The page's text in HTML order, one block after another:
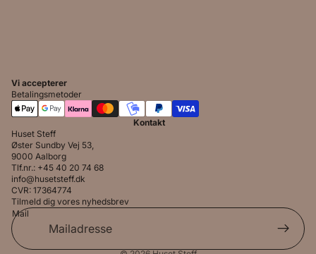
Vi accepterer
Betalingsmetoder
Kontakt
Huset Steff
Øster Sundby Vej 53,
9000 Aalborg
Tlf.nr.: +45 40 20 74 68
info@husetsteff.dk
CVR: 17364774
Tilmeld dig vores nyhedsbrev
Mail